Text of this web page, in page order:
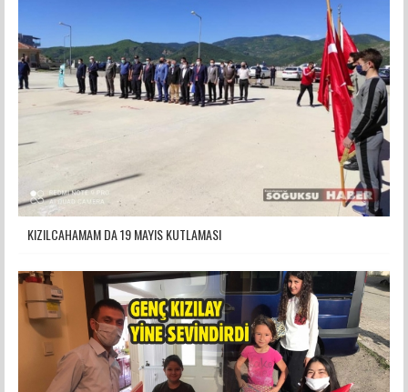
KIZILCAHAMAM DA 19 MAYIS KUTLAMASI